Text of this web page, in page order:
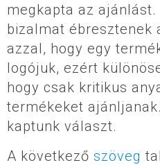
megkapta az
bizalmat ébresztenek
azzal, hogy egy
logójuk, ezért
hogy csak kritikus
termékeket
kaptunk választ.
A következő szöveg